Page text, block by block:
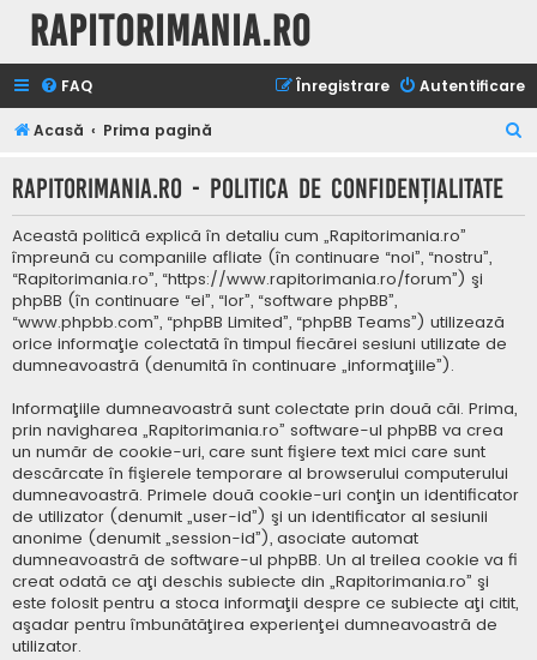
Rapitorimania.ro
FAQ Autentificare
Înregistrare
Acasă Prima pagină
t
Rapitorimania.ro - Politica de confidenţialitate
Această politică explică în detaliu cum „Rapitorimania.ro”
împreună cu companiile afliate (în continuare “noi”, “nostru”,
“Rapitorimania.ro”, “https://www.rapitorimania.ro/forum”) şi
phpBB (în continuare “ei”, “lor”, “software phpBB”,
“www.phpbb.com”, “phpBB Limited”, “phpBB Teams”) utilizează
orice informaţie colectată în timpul fiecărei sesiuni utilizate de
dumneavoastră (denumită în continuare „informaţiile”).
Informaţiile dumneavoastră sunt colectate prin două căi. Prima,
prin navigharea „Rapitorimania.ro” software-ul phpBB va crea
un număr de cookie-uri, care sunt fişiere text mici care sunt
descărcate în fişierele temporare al browserului computerului
dumneavoastră. Primele două cookie-uri conţin un identificator
de utilizator (denumit „user-id”) şi un identificator al sesiunii
anonime (denumit „session-id”), asociate automat
dumneavoastră de software-ul phpBB. Un al treilea cookie va fi
creat odată ce aţi deschis subiecte din „Rapitorimania.ro” şi
este folosit pentru a stoca informaţii despre ce subiecte aţi citit,
aşadar pentru îmbunătăţirea experienţei dumneavoastră de
utilizator.